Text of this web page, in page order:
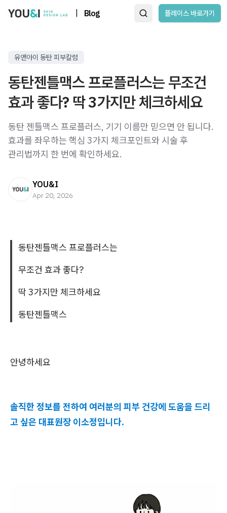
Blog 플레이스 바로가기
유앤아이 동탄 피부칼럼
동탄젠틀맥스 프로플러스는 무조건
효과 좋다? 딱 3가지만 체크하세요
동탄 젠틀맥스 프로플러스, 기기 이름만 믿으면 안 됩니다.
효과를 좌우하는 핵심 3가지 체크포인트와 시술 후
관리법까지 한 번에 확인하세요.
YOU&I
Apr 20, 2026
동탄젠틀맥스 프로플러스는
무조건 효과 좋다?
딱 3가지만 체크하세요
동탄젠틀맥스
안녕하세요
솔직한 정보를 전하여 여러분의 피부 건강에 도움을 드리
고 싶은 대표원장 이소정입니다.